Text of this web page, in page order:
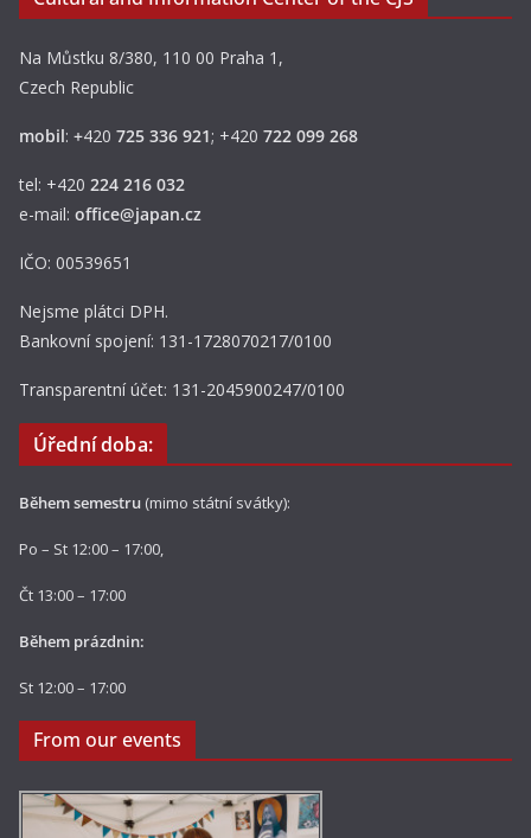
Na Můstku 8/380, 110 00 Praha 1,
Czech Republic
mobil: +420 725 336 921; +420 722 099 268
tel: +420 224 216 032
e-mail: office@japan.cz
IČO: 00539651
Nejsme plátci DPH.
Bankovní spojení: 131-1728070217/0100
Transparentní účet: 131-2045900247/0100
Úřední doba:
Během semestru (mimo státní svátky):
Po – St 12:00 – 17:00,
Čt 13:00 – 17:00
Během prázdnin:
St 12:00 – 17:00
From our events